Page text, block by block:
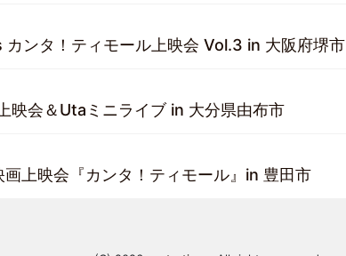
ンタ！ティモール上映会 Vol.3 in 大阪府堺市
映会＆Utaミニライブ in 大分県由布市
上映会『カンタ！ティモール』in 豊田市